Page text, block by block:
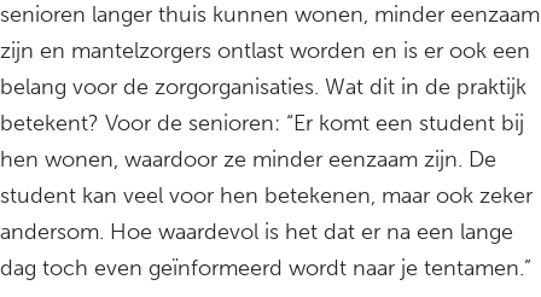
senioren langer thuis kunnen wonen, minder eenzaam
zijn en mantelzorgers ontlast worden en is er ook een
belang voor de zorgorganisaties. Wat dit in de praktijk
betekent? Voor de senioren: “Er komt een student bij
hen wonen, waardoor ze minder eenzaam zijn. De
student kan veel voor hen betekenen, maar ook zeker
andersom. Hoe waardevol is het dat er na een lange
dag toch even geïnformeerd wordt naar je tentamen.”